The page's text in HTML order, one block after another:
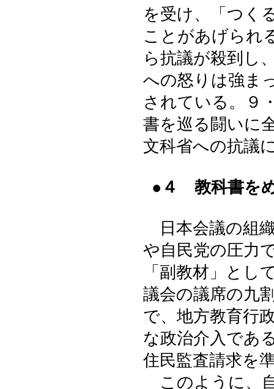
を受け、「つく
ことがあげられ
ら抗議が殺到し
への怒りは強ま
されている。９
書を巡る闘いに
文科省への抗議
●４ 教科書を
日本会議の組
や自民党の圧力
「副教材」とし
議会の議席の九
で、地方教育行
な政治介入であ
住民監査請求を
このように、